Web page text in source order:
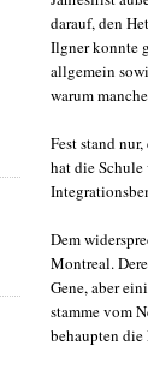
darauf, den
Ilgner konnte
allgemein
warum
Fest stand
hat die Schule
Dem
Montreal.
Gene, aber
stamme vom
behaupten